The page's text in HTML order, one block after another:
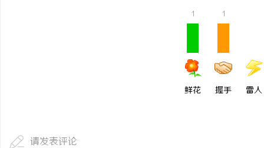
1
鲜花
1
握手 雷人
请发表评论